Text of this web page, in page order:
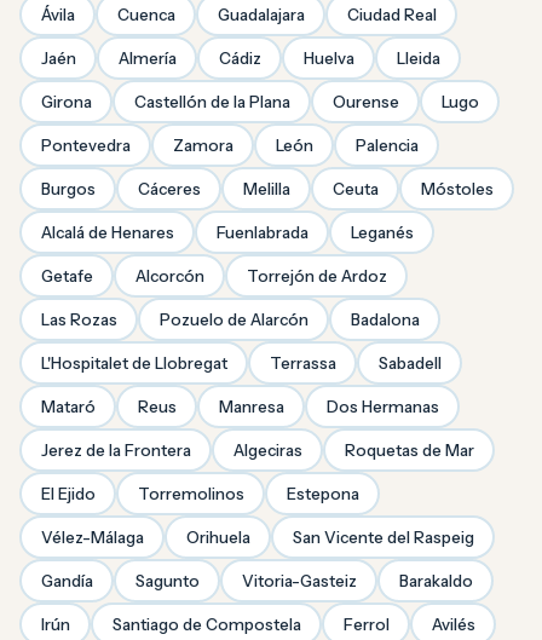
Ávila Cuenca Guadalajara Ciudad Real
Jaén Almería Cádiz Huelva Lleida
Girona Castellón de la Plana Ourense Lugo
Pontevedra Zamora León Palencia
Burgos Cáceres Melilla Ceuta Móstoles
Alcalá de Henares Fuenlabrada Leganés
Getafe Alcorcón Torrejón de Ardoz
Las Rozas Pozuelo de Alarcón Badalona
L'Hospitalet de Llobregat Terrassa Sabadell
Mataró Reus Manresa Dos Hermanas
Jerez de la Frontera Algeciras Roquetas de Mar
El Ejido Torremolinos Estepona
Vélez-Málaga Orihuela San Vicente del Raspeig
Gandía Sagunto Vitoria-Gasteiz Barakaldo
Irún Santiago de Compostela Ferrol Avilés